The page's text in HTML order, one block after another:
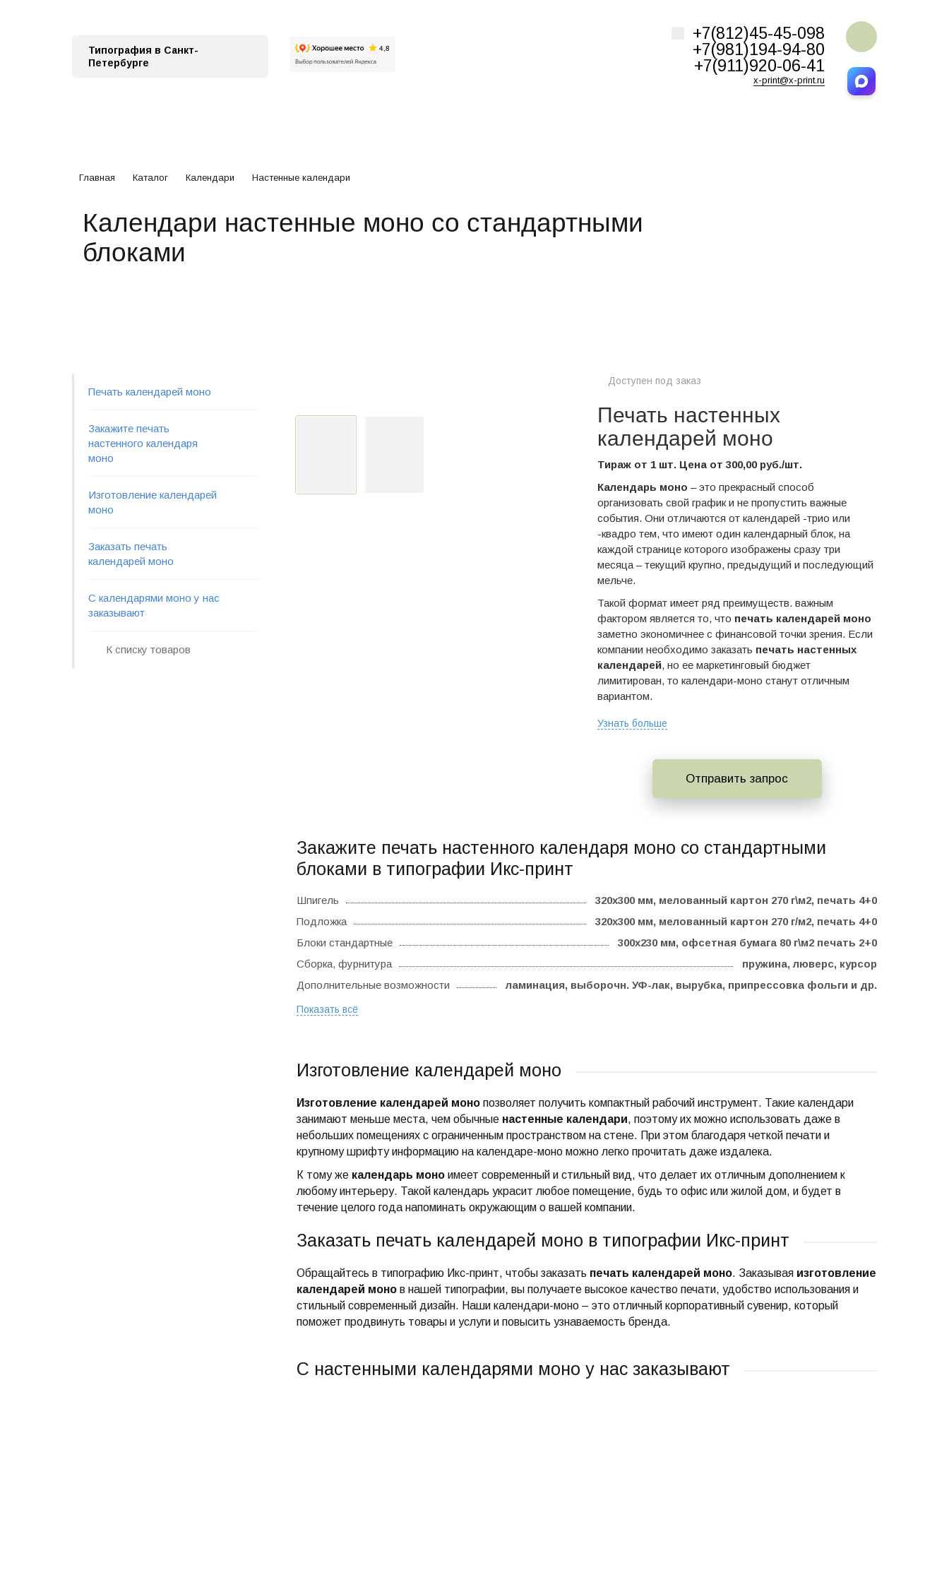
Найти
Например, Этикетки
Типография в Санкт-
Петербурге
+7(812)45-45-098
+7(981)194-94-80
+7(911)920-06-41
x-print@x-print.ru
Главная Каталог Календари Настенные календари
Календари настенные моно со стандартными
блоками
Печать календарей моно
Закажите печать
настенного календаря
моно
Изготовление календарей
моно
Заказать печать
календарей моно
С календарями моно у нас
заказывают
К списку товаров
Доступен под заказ
Печать настенных
календарей моно
Тираж от 1 шт. Цена от 300,00 руб./шт.
Календарь моно – это прекрасный способ
организовать свой график и не пропустить важные
события. Они отличаются от календарей -трио или
-квадро тем, что имеют один календарный блок, на
каждой странице которого изображены сразу три
месяца – текущий крупно, предыдущий и последующий
мельче.
Такой формат имеет ряд преимуществ. важным
фактором является то, что печать календарей моно
заметно экономичнее с финансовой точки зрения. Если
компании необходимо заказать печать настенных
календарей, но ее маркетинговый бюджет
лимитирован, то календари-моно станут отличным
вариантом.
Узнать больше
Отправить запрос
Закажите печать настенного календаря моно со стандартными
блоками в типографии Икс-принт
Шпигель
320x300 мм, мелованный картон 270 г\м2, печать 4+0
Подложка
320x300 мм, мелованный картон 270 г/м2, печать 4+0
Блоки стандартные
300x230 мм, офсетная бумага 80 г\м2 печать 2+0
Сборка, фурнитура
пружина, люверс, курсор
Дополнительные возможности
ламинация, выборочн. УФ-лак, вырубка, припрессовка фольги и др.
Показать всё
Изготовление календарей моно
Изготовление календарей моно позволяет получить компактный рабочий инструмент. Такие календари
занимают меньше места, чем обычные настенные календари, поэтому их можно использовать даже в
небольших помещениях с ограниченным пространством на стене. При этом благодаря четкой печати и
крупному шрифту информацию на календаре-моно можно легко прочитать даже издалека.
К тому же календарь моноимеет современный и стильный вид, что делает их отличным дополнением к
любому интерьеру. Такой календарь украсит любое помещение, будь то офис или жилой дом, и будет в
течение целого года напоминать окружающим о вашей компании.
Заказать печать календарей моно в типографии Икс-принт
Обращайтесь в типографию Икс-принт, чтобы заказать печать календарей моно. Заказывая изготовление
календарей моно в нашей типографии, вы получаете высокое качество печати, удобство использования и
стильный современный дизайн. Наши календари-моно – это отличный корпоративный сувенир, который
поможет продвинуть товары и услуги и повысить узнаваемость бренда.
С настенными календарями моно у нас заказывают